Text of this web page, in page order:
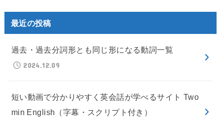
最近の投稿
過去・過去分詞形とも同じ形になる動詞一覧
2024.12.09
短い動画で分かりやすく英会話が学べるサイト Two
min English（字幕・スクリプト付き）